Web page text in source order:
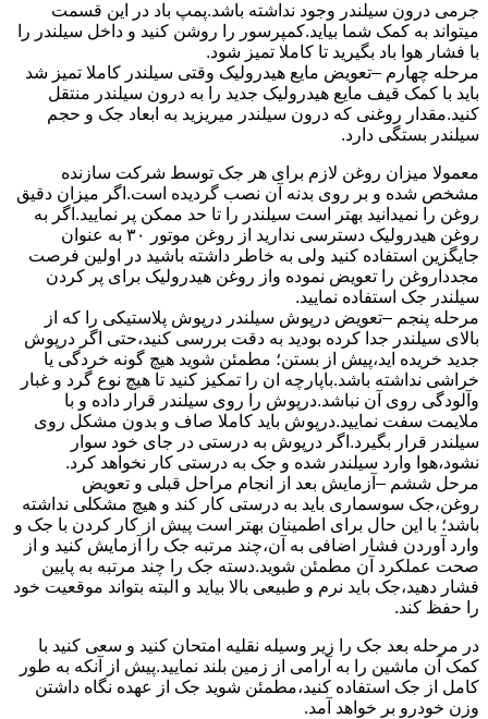
جرمی درون سیلندر وجود نداشته باشد.پمپ باد در این قسمت
میتواند به کمک شما بیاید.کمپرسور را روشن کنید و داخل سیلندر را
با فشار هوا باد بگیرید تا کاملا تمیز شود.
مرحله چهارم –تعویض مایع هیدرولیک وقتی سیلندر کاملا تمیز شد
باید با کمک قیف مایع هیدرولیک جدید را به درون سیلندر منتقل
کنید.مقدار روغنی که درون سیلندر میریزید به ابعاد جک و حجم
سیلندر بستگی دارد.
معمولا میزان روغن لازم برای هر جک توسط شرکت سازنده
مشخص شده و بر روی بدنه آن نصب گردیده است.اگر میزان دقیق
روغن را نمیدانید بهتر است سیلندر را تا حد ممکن پر نمایید.اگر به
روغن هیدرولیک دسترسی ندارید از روغن موتور ۳۰ به عنوان
جایگزین استفاده کنید ولی به خاطر داشته باشید در اولین فرصت
مجدداروغن را تعویض نموده واز روغن هیدرولیک برای پر کردن
سیلندر جک استفاده نمایید.
مرحله پنجم –تعویض درپوش سیلندر درپوش پلاستیکی را که از
بالای سیلندر جدا کرده بودید به دقت بررسی کنید،حتی اگر درپوش
جدید خریده اید،پیش از بستن؛ مطمئن شوید هیچ گونه خردگی یا
خراشی نداشته باشد.باپارچه ان را تمکیز کنید تا هیچ نوع گرد و غبار
وآلودگی روی آن نباشد.درپوش را روی سیلندر قرار داده و با
ملایمت سفت نمایید.درپوش باید کاملا صاف و بدون مشکل روی
سیلندر قرار بگیرد.اگر درپوش به درستی در جای خود سوار
نشود،هوا وارد سیلندر شده و جک به درستی کار نخواهد کرد.
مرحل ششم –آزمایش بعد از انجام مراحل قبلی و تعویض
روغن،جک سوسماری باید به درستی کار کند و هیچ مشکلی نداشته
باشد؛ با این حال برای اطمینان بهتر است پیش از کار کردن با جک و
وارد آوردن فشار اضافی به آن،چند مرتبه جک را آزمایش کنید و از
صحت عملکرد آن مطمئن شوید.دسته جک را چند مرتبه به پایین
فشار دهید،جک باید نرم و طبیعی بالا بیاید و البته بتواند موقعیت خود
را حفظ کند.
در مرحله بعد جک را زیر وسیله نقلیه امتحان کنید و سعی کنید با
کمک آن ماشین را به آرامی از زمین بلند نمایید.پیش از آنکه به طور
کامل از جک استفاده کنید،مطمئن شوید جک از عهده نگاه داشتن
وزن خودرو بر خواهد آمد.